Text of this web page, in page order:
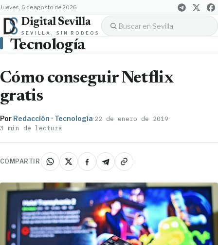
jueves, 6 de agosto de 2026
Digital Sevilla
SEVILLA, SIN RODEOS
Tecnología
Cómo conseguir Netflix
gratis
Por Redacción · Tecnología·22 de enero de 2019·
3 min de lectura
COMPARTIR